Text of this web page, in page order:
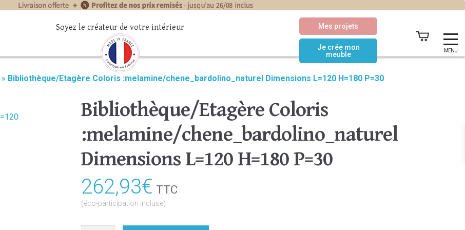
MENU
Mes projets
Je crée mon
meuble
Soyez le créateur de votre intérieur
» Bibliothèque/Etagère Coloris :melamine/chene_bardolino_naturel Dimensions L=120 H=180 P=30
Bibliothèque/Etagère Coloris
:melamine/chene_bardolino_naturel
Dimensions L=120 H=180 P=30
262,93€ TTC
(éco-participation incluse)